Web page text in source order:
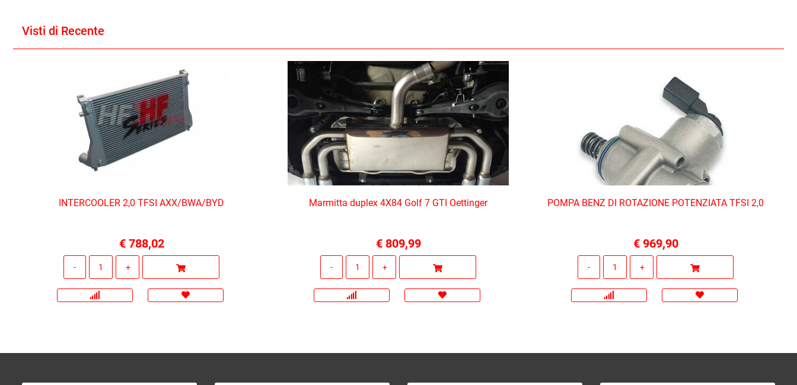
Visti di Recente
INTERCOOLER 2,0 TFSI AXX/BWA/BYD
€ 788,02
Marmitta duplex 4X84 Golf 7 GTI Oettinger
€ 809,99
POMPA BENZ DI ROTAZIONE POTENZIATA TFSI 2,0
€ 969,90